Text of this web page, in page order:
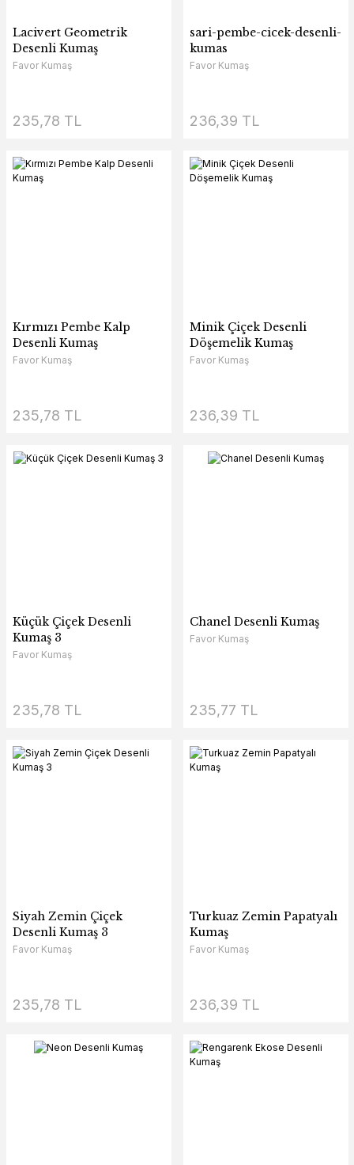
Lacivert Geometrik
Desenli Kumaş
Favor Kumaş
235,78 TL
sari-pembe-cicek-desenli-
kumas
Favor Kumaş
236,39 TL
Kırmızı Pembe Kalp
Desenli Kumaş
Favor Kumaş
235,78 TL
Minik Çiçek Desenli
Döşemelik Kumaş
Favor Kumaş
236,39 TL
Küçük Çiçek Desenli
Kumaş 3
Favor Kumaş
235,78 TL
Chanel Desenli Kumaş
Favor Kumaş
235,77 TL
Siyah Zemin Çiçek
Desenli Kumaş 3
Favor Kumaş
235,78 TL
Turkuaz Zemin Papatyalı
Kumaş
Favor Kumaş
236,39 TL